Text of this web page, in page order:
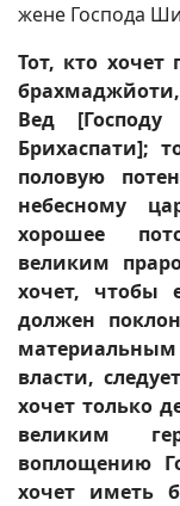
жене Господа
Тот, кто хочет
Вед
Брихаспати];
половую
небесному
хорошее
великим
хочет, чтобы
должен
власти,
хочет только
великим
воплощению
хочет иметь